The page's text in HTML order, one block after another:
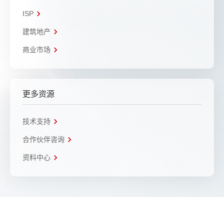
ISP
建筑地产
商业市场
更多资源
技术支持
合作伙伴咨询
资料中心